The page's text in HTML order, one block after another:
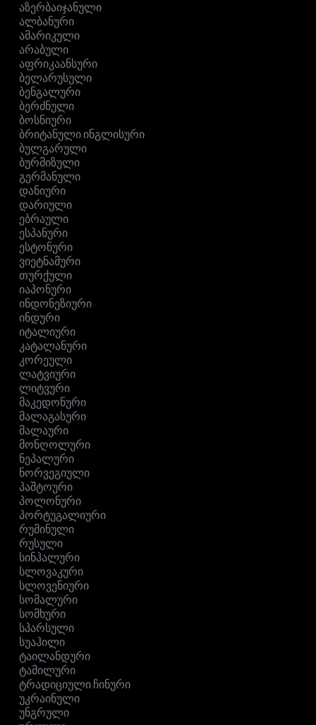
აზერბაიჯანული
ალბანური
ამარიკული
არაბული
აფრიკაანსური
ბელარუსული
ბენგალური
ბერძნული
ბოსნიური
ბრიტანული ინგლისური
ბულგარული
ბურმიზული
გერმანული
დანიური
დარიული
ებრაული
ესპანური
ესტონური
ვიეტნამური
თურქული
იაპონური
ინდონეზიური
ინდური
იტალიური
კატალანური
კორეული
ლატვიური
ლიტვური
მაკედონური
მალაგასური
მალაური
მონღოლური
ნეპალური
ნორვეგიული
პაშტოური
პოლონური
პორტუგალიური
რუმინული
რუსული
სინჰალური
სლოვაკური
სლოვენიური
სომალური
სომხური
სპარსული
სუაჰილი
ტაილანდური
ტამილური
ტრადიციული ჩინური
უკრაინული
უნგრული